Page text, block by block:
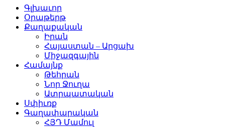
Գլխաւոր
Օրաթերթ
Քաղաքական
Իրան
Հայաստան – Արցախ
Միջազգային
Համայնք
Թեհրան
Նոր Ջուղա
Ատրպատական
Սփիւռք
Գաղափարական
ՀՅԴ Մամուլ